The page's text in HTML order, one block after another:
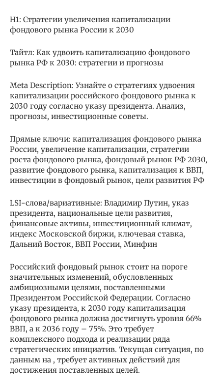
H1: Стратегии увеличения капитализации
фондового рынка России к 2030
Тайтл: Как удвоить капитализацию фондового
рынка РФ к 2030: стратегии и прогнозы
Meta Description: Узнайте о стратегиях удвоения
капитализации российского фондового рынка к
2030 году согласно указу президента. Анализ,
прогнозы, инвестиционные советы.
Прямые ключи: капитализация фондового рынка
России, увеличение капитализации, стратегии
роста фондового рынка, фондовый рынок РФ 2030,
развитие фондового рынка, капитализация к ВВП,
инвестиции в фондовый рынок, цели развития РФ
LSI-слова/вариативные: Владимир Путин, указ
президента, национальные цели развития,
финансовые активы, инвестиционный климат,
индекс Московской биржи, ключевая ставка,
Дальний Восток, ВВП России, Минфин
Российский фондовый рынок стоит на пороге
значительных изменений, обусловленных
амбициозными целями, поставленными
Президентом Российской Федерации. Согласно
указу президента, к 2030 году капитализация
фондового рынка должна достигнуть уровня 66%
ВВП, а к 2036 году – 75%. Это требует
комплексного подхода и реализации ряда
стратегических инициатив. Текущая ситуация, по
данным на , требует активных действий для
достижения поставленных целей.